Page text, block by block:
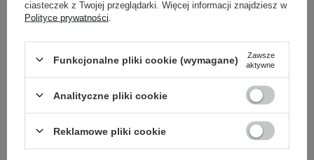
ciasteczek z Twojej przeglądarki. Więcej informacji znajdziesz w
Polityce prywatności
Funkcjonalne pliki cookie (wymagane)
Zawsze
aktywne
Analityczne pliki cookie
Reklamowe pliki cookie